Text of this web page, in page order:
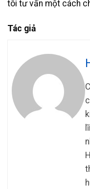
tôi tư vấn một cách
Tác giả